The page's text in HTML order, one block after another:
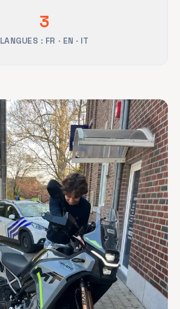
3
LANGUES : FR · EN · IT